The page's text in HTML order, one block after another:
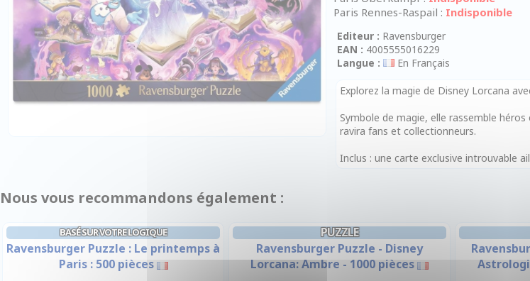
Paris Rennes-Raspail : Indisponible
Editeur : Ravensburger
EAN : 4005555016229
Langue :
En Français
Explorez la magie de Disney Lorcana
Symbole de magie, elle rassemble
ravira fans et collectionneurs.
Inclus : une carte exclusive introuvable
Nous vous recommandons également :
BASÉ SUR VOTRE LOGIQUE
Ravensburger Puzzle : Le printemps à
Paris : 500 pièces
PUZZLE
Ravensburger Puzzle - Disney
Lorcana: Ambre - 1000 pièces